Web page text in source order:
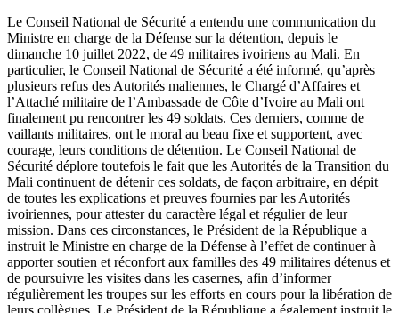
Le Conseil National de Sécurité a entendu une communication du
Ministre en charge de la Défense sur la détention, depuis le
dimanche 10 juillet 2022, de 49 militaires ivoiriens au Mali. En
particulier, le Conseil National de Sécurité a été informé, qu’après
plusieurs refus des Autorités maliennes, le Chargé d’Affaires et
l’Attaché militaire de l’Ambassade de Côte d’Ivoire au Mali ont
finalement pu rencontrer les 49 soldats. Ces derniers, comme de
vaillants militaires, ont le moral au beau fixe et supportent, avec
courage, leurs conditions de détention. Le Conseil National de
Sécurité déplore toutefois le fait que les Autorités de la Transition du
Mali continuent de détenir ces soldats, de façon arbitraire, en dépit
de toutes les explications et preuves fournies par les Autorités
ivoiriennes, pour attester du caractère légal et régulier de leur
mission. Dans ces circonstances, le Président de la République a
instruit le Ministre en charge de la Défense à l’effet de continuer à
apporter soutien et réconfort aux familles des 49 militaires détenus et
de poursuivre les visites dans les casernes, afin d’informer
régulièrement les troupes sur les efforts en cours pour la libération de
leurs collègues. Le Président de la République a également instruit le